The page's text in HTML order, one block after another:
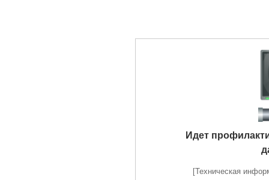
Идет
[Техническая